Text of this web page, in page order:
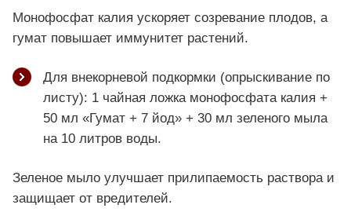
Монофосфат калия ускоряет созревание плодов, а
гумат повышает иммунитет растений.
Для внекорневой подкормки (опрыскивание по
листу): 1 чайная ложка монофосфата калия +
50 мл «Гумат + 7 йод» + 30 мл зеленого мыла
на 10 литров воды.
Зеленое мыло улучшает прилипаемость раствора и
защищает от вредителей.